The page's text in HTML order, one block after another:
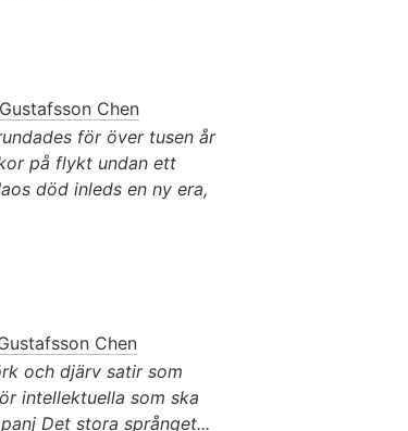
Chen
för över tusen år
på flykt undan ett
död inleds en ny era,
Chen
och djärv satir som
intellektuella som ska
Det stora språnget...